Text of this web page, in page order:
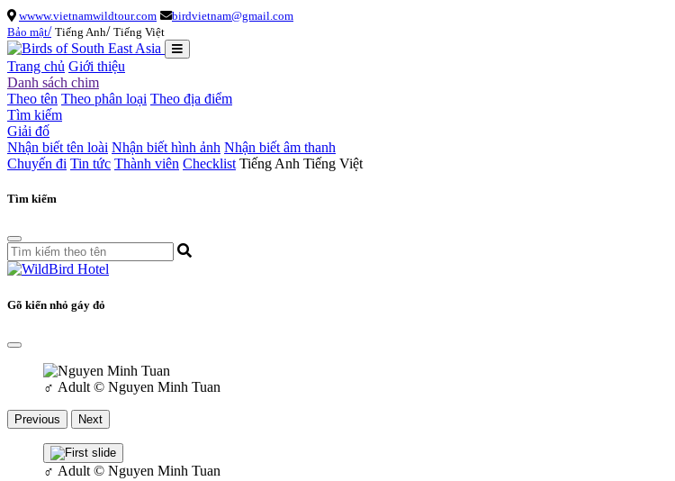
wwww.vietnamwildtour.com
birdvietnam@gmail.com
Bảo mật/ Tiếng Anh/ Tiếng Việt
Trang chủ Giới thiệu
Danh sách chim
Theo tên Theo phân loại Theo địa điểm
Tìm kiếm
Giải đố
Nhận biết tên loài Nhận biết hình ảnh Nhận biết âm thanh
Chuyến đi Tin tức Thành viên Checklist Tiếng Anh Tiếng Việt
Tìm kiếm
Gõ kiến nhỏ gáy đỏ
♂ Adult © Nguyen Minh Tuan
Previous Next
♂ Adult © Nguyen Minh Tuan